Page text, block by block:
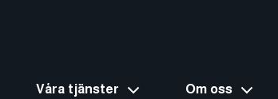
Våra tjänster Om oss